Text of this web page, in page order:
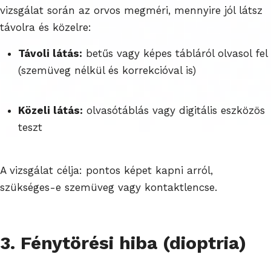
vizsgálat során az orvos megméri, mennyire jól látsz
távolra és közelre:
Távoli látás: betűs vagy képes tábláról olvasol fel
(szemüveg nélkül és korrekcióval is)
Közeli látás: olvasótáblás vagy digitális eszközös
teszt
A vizsgálat célja: pontos képet kapni arról,
szükséges-e szemüveg vagy kontaktlencse.
3. Fénytörési hiba (dioptria)